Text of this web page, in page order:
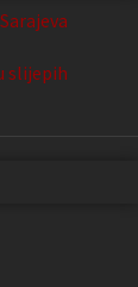
slijepih